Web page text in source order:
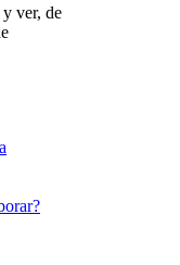
y ver, de